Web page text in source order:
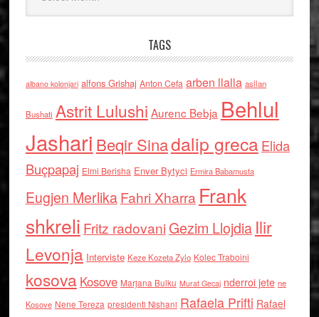
TAGS
albano kolonjari alfons Grishaj Anton Cefa arben llalla asllan
Bushati Astrit Lulushi Aurenc Bebja Behlul
Jashari Beqir Sinadalip grecaElida
Buçpapaj Elmi Berisha Enver Bytyci Ermira Babamusta
Eugjen MerlikaFahri Xharra Frank
shkreli Fritz radovaniGezim Llojdia Ilir
Levonja Interviste Keze Kozeta Zylo Kolec Traboini
kosova Kosove Marjana Bulku Murat Gecaj nderroi jete ne
Kosove Nene Tereza presidenti Nishani Rafaela Prifti Rafael